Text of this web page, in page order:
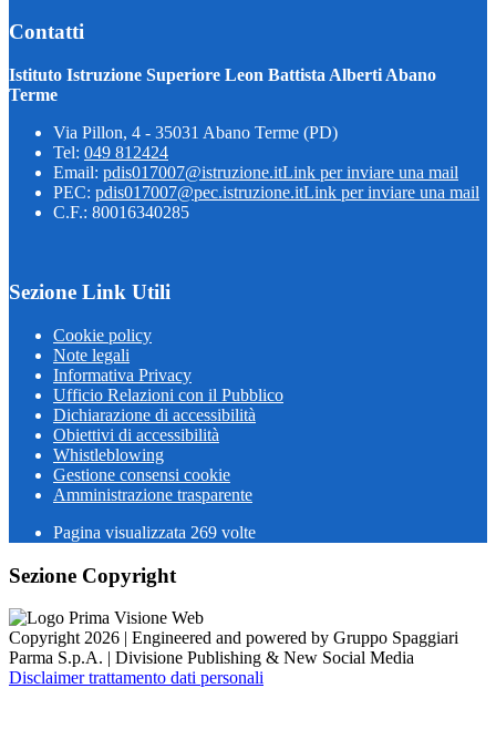
Contatti
Istituto Istruzione Superiore Leon Battista Alberti Abano
Terme
Via Pillon, 4 - 35031 Abano Terme (PD)
Tel: 049 812424
Email: pdis017007@istruzione.itLink per inviare una mail
PEC: pdis017007@pec.istruzione.itLink per inviare una mail
C.F.: 80016340285
Sezione Link Utili
Cookie policy
Note legali
Informativa Privacy
Ufficio Relazioni con il Pubblico
Dichiarazione di accessibilità
Obiettivi di accessibilità
Whistleblowing
Gestione consensi cookie
Amministrazione trasparente
Pagina visualizzata 269 volte
Sezione Copyright
Copyright 2026 | Engineered and powered by Gruppo Spaggiari
Parma S.p.A. | Divisione Publishing & New Social Media
Disclaimer trattamento dati personali